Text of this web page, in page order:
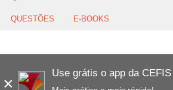
×
Use grátis o app da CEFIS
QUESTÕES E-BOOKS